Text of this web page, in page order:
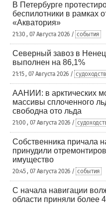
В Петербурге
беспилотники в рамках
«Акватория»
21:30 , 07 Августа 2026 / события
Северный завоз в
выполнен на 86,1%
21:15 , 07 Августа 2026 /
ААНИИ: в арктических
массивы сплоченного
свободна ото льда
21:00 , 07 Августа 2026 /
Собственника причала
принудили
имущество
20:45 , 07 Августа 2026 / события
С начала навигации
области приняли более